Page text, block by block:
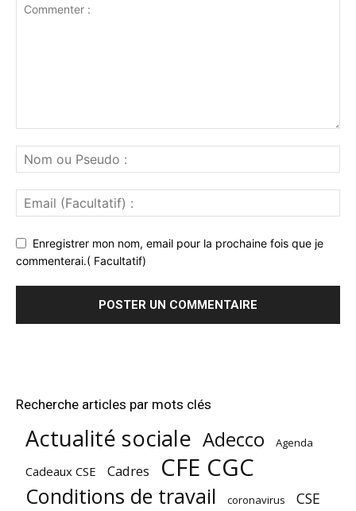
Enregistrer mon nom, email pour la prochaine fois que je
commenterai.( Facultatif)
Recherche articles par mots clés
Actualité sociale Adecco Agenda
Cadeaux CSE Cadres CFE CGC
Conditions de travail coronavirus CSE